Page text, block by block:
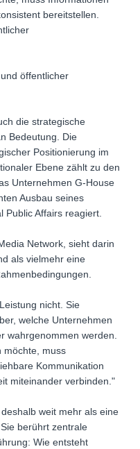
bereitstellen.
öffentlicher
die strategische
Bedeutung. Die
Positionierung im
Ebene zählt zu den
Unternehmen G-House
Ausbau seines
Public Affairs reagiert.
Network, sieht darin
als vielmehr eine
nicht. Sie
welche Unternehmen
wahrgenommen werden.
möchte, muss
Kommunikation
miteinander verbinden."
weit mehr als eine
berührt zentrale
Wie entsteht